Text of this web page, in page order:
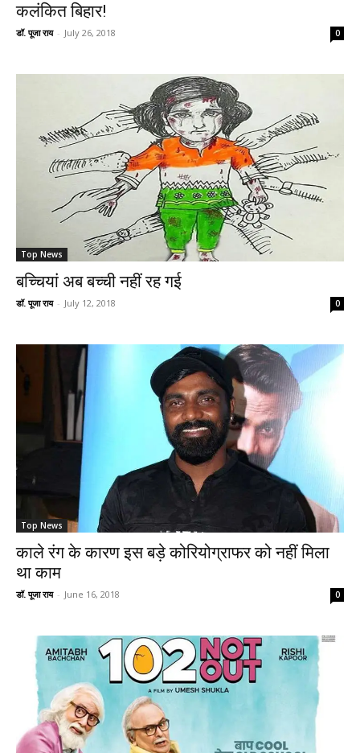
कलंकित बिहार!
डॉ. पूजा राय - July 26, 2018 0
Top News
बच्चियां अब बच्ची नहीं रह गई
डॉ. पूजा राय - July 12, 2018 0
Top News
काले रंग के कारण इस बड़े कोरियोग्राफर को नहीं मिला
था काम
डॉ. पूजा राय - June 16, 2018 0